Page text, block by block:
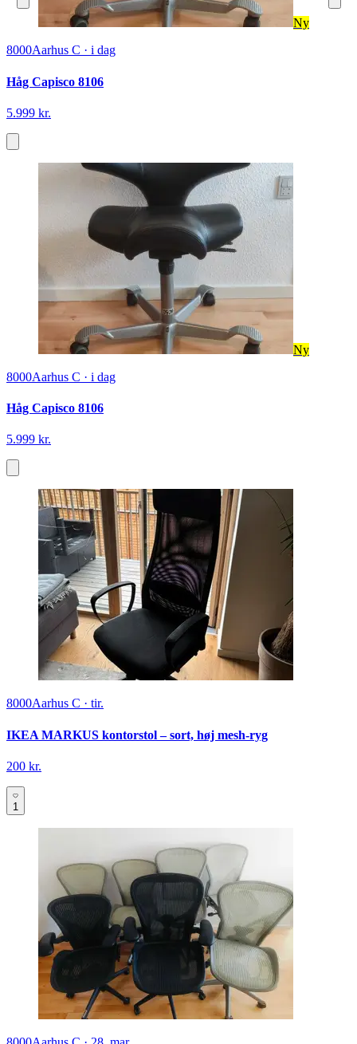
Ny
8000Aarhus C · i dag
Håg Capisco 8106
5.999 kr.
Ny
8000Aarhus C · i dag
Håg Capisco 8106
5.999 kr.
8000Aarhus C · tir.
IKEA MARKUS kontorstol – sort, høj mesh-ryg
200 kr.
1